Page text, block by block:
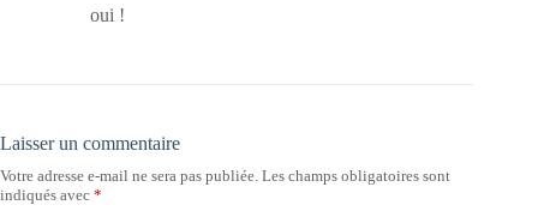
oui !
Laisser un commentaire
Votre adresse e-mail ne sera pas publiée. Les champs obligatoires sont
indiqués avec *